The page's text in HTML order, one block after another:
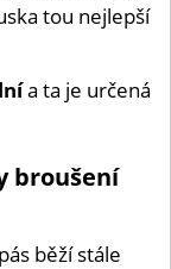
tou nejlepší
a ta je určená
broušení
běží stále